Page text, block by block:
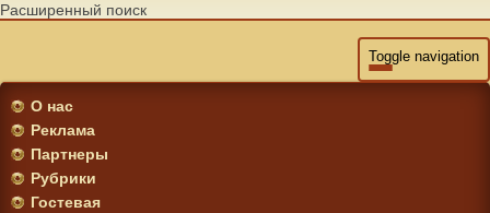
Расширенный поиск
Toggle navigation
О нас
Реклама
Партнеры
Рубрики
Гостевая